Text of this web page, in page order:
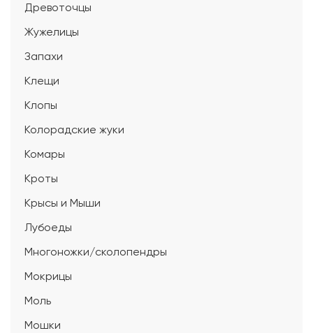
Древоточцы
Жужелицы
Запахи
Клещи
Клопы
Колорадские жуки
Комары
Кроты
Крысы и Мыши
Лубоеды
Многоножки/сколопендры
Мокрицы
Моль
Мошки